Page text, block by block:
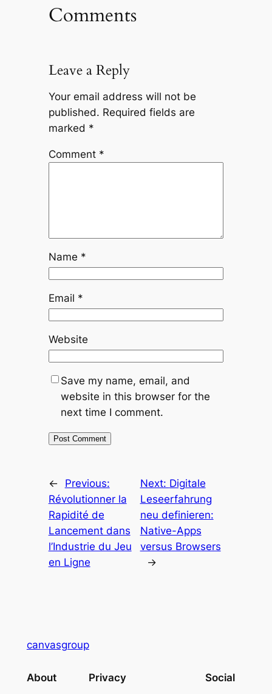
Comments
Leave a Reply
Your email address will not be
published. Required fields are
marked *
Comment *
Name *
Email *
Website
Save my name, email, and
website in this browser for the
next time I comment.
←
Previous:
Révolutionner la
Rapidité de
Lancement dans
l’Industrie du Jeu
en Ligne
Next: Digitale
Leseerfahrung
neu definieren:
Native-Apps
versus Browsers
→
canvasgroup
About Privacy Social